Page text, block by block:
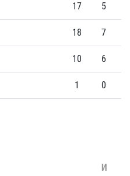
17 5
18 7
10 6
1 0
И